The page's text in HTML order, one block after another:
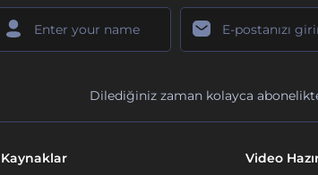
Dilediğiniz zaman kolayca
Kaynaklar Video